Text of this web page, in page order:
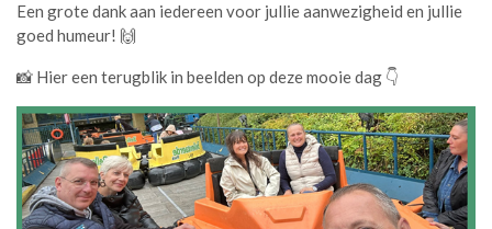
Een grote dank aan iedereen voor jullie aanwezigheid en jullie
goed humeur! 🙌
📸 Hier een terugblik in beelden op deze mooie dag 👇